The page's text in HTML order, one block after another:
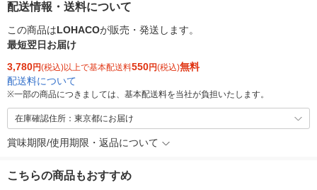
配送情報・送料について
この商品はLOHACOが販売・発送します。
最短翌日お届け
3,780円(税込)以上で基本配送料550円(税込)無料
配送料について
※一部の商品につきましては、基本配送料を当社が負担いたします。
在庫確認住所：東京都にお届け
賞味期限/使用期限・返品について
こちらの商品もおすすめ